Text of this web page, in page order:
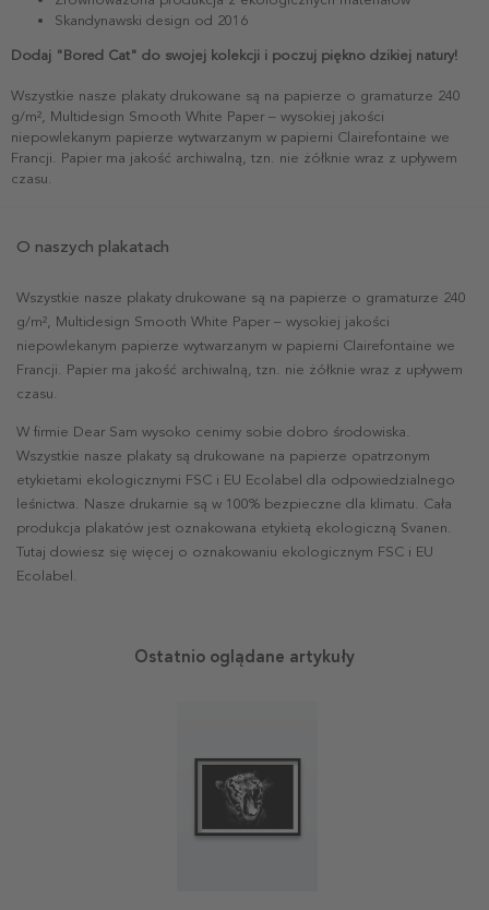
Skandynawski design od 2016
Dodaj "Bored Cat" do swojej kolekcji i poczuj piękno dzikiej natury!
Wszystkie nasze plakaty drukowane są na papierze o gramaturze 240
g/m², Multidesign Smooth White Paper – wysokiej jakości
niepowlekanym papierze wytwarzanym w papierni Clairefontaine we
Francji. Papier ma jakość archiwalną, tzn. nie żółknie wraz z upływem
czasu.
O naszych plakatach
Wszystkie nasze plakaty drukowane są na papierze o gramaturze 240
g/m², Multidesign Smooth White Paper – wysokiej jakości
niepowlekanym papierze wytwarzanym w papierni Clairefontaine we
Francji. Papier ma jakość archiwalną, tzn. nie żółknie wraz z upływem
czasu.
W firmie Dear Sam wysoko cenimy sobie dobro środowiska.
Wszystkie nasze plakaty są drukowane na papierze opatrzonym
etykietami ekologicznymi FSC i EU Ecolabel dla odpowiedzialnego
leśnictwa. Nasze drukarnie są w 100% bezpieczne dla klimatu. Cała
produkcja plakatów jest oznakowana etykietą ekologiczną Svanen.
Tutaj dowiesz się więcej o oznakowaniu ekologicznym FSC i EU
Ecolabel.
Ostatnio oglądane artykuły